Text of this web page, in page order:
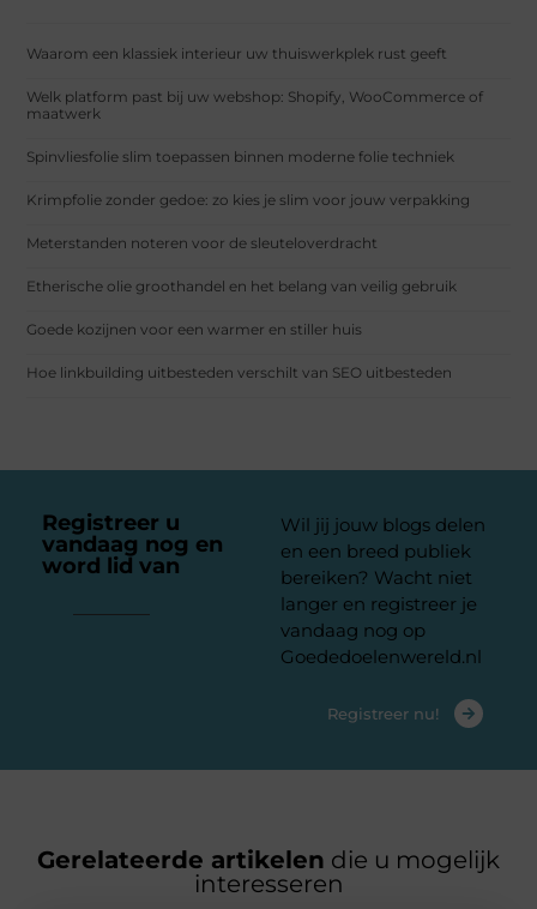
Waarom een klassiek interieur uw thuiswerkplek rust geeft
Welk platform past bij uw webshop: Shopify, WooCommerce of
maatwerk
Spinvliesfolie slim toepassen binnen moderne folie techniek
Krimpfolie zonder gedoe: zo kies je slim voor jouw verpakking
Meterstanden noteren voor de sleuteloverdracht
Etherische olie groothandel en het belang van veilig gebruik
Goede kozijnen voor een warmer en stiller huis
Hoe linkbuilding uitbesteden verschilt van SEO uitbesteden
Registreer u
vandaag nog en
word lid van
Wil jij jouw blogs delen
en een breed publiek
bereiken? Wacht niet
langer en registreer je
vandaag nog op
Goededoelenwereld.nl
Registreer nu!
Gerelateerde artikelen die u mogelijk
interesseren